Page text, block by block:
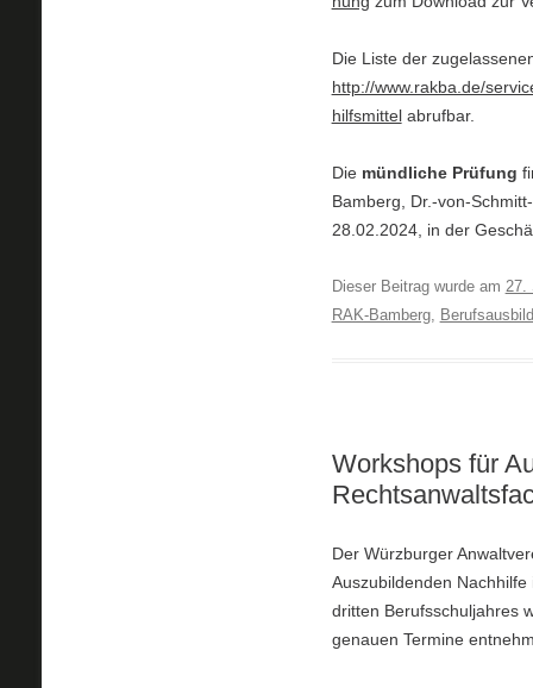
Die Liste der
http://www.rakba.de/
hilfsmittelabrufbar.
Die mündliche Prüfung
Bamberg, Dr.-von-
28.02.2024, in der
Dieser Beitrag wurde am 27.
RAK-Bamberg,
Workshops für
Der Würzburger
Auszubildenden
dritten Berufsschuljahres
genauen Termine